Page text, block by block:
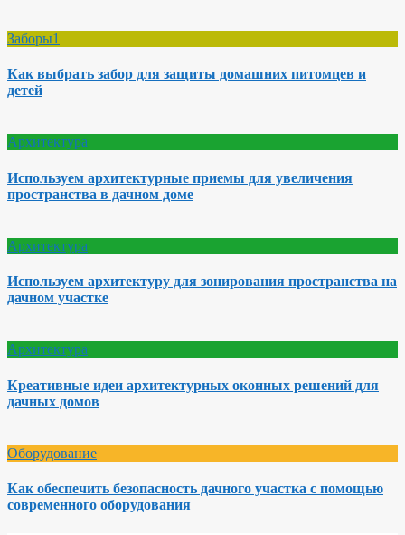
Заборы1
Как выбрать забор для защиты домашних питомцев и
детей
Архитектура
Используем архитектурные приемы для увеличения
пространства в дачном доме
Архитектура
Используем архитектуру для зонирования пространства на
дачном участке
Архитектура
Креативные идеи архитектурных оконных решений для
дачных домов
Оборудование
Как обеспечить безопасность дачного участка с помощью
современного оборудования